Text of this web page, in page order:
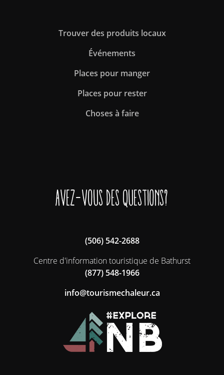
Trouver des produits locaux
Événements
Places pour manger
Places pour rester
Choses à faire
Avez-vous des questions?
(506) 542-2688
Centre d'information touristique de Bathurst
(877) 548-1966
ac.ruelahcemsiruot@ofni